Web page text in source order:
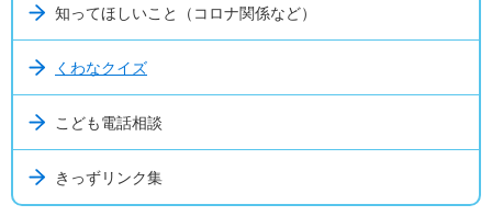
知ってほしいこと（コロナ関係など）
くわなクイズ
こども電話相談
きっずリンク集